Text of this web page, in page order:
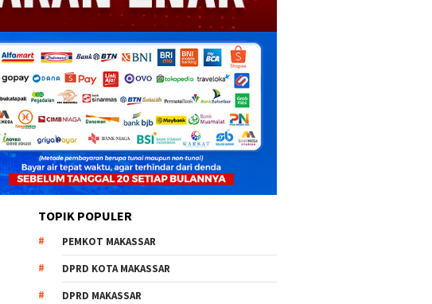
TOPIK POPULER
PEMKOT MAKASSAR
DPRD KOTA MAKASSAR
DPRD MAKASSAR